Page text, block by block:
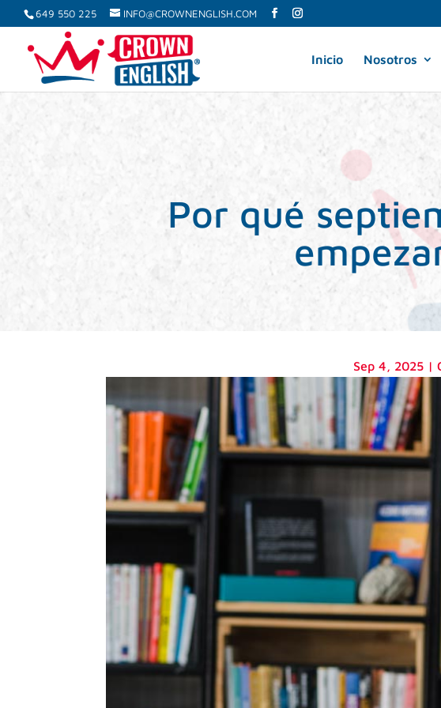
649 550 225 INFO@CROWNENGLISH.COM
Inicio Nosotros
Por qué
Sep 4, 2025|